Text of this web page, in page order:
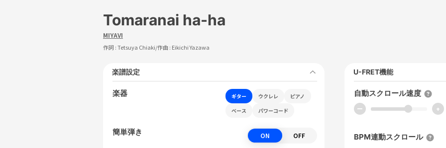
Tomaranai ha-ha
MIYAVI
作詞 :Tetsuya Chiaki/作曲 : Eikichi Yazawa
楽譜設定
楽器 ギター ウクレレ
ピアノ
ベース
パワーコード
簡単弾き ON OFF
U-FRET機能
自動スクロール速度
ー +
BPM連動スクロール